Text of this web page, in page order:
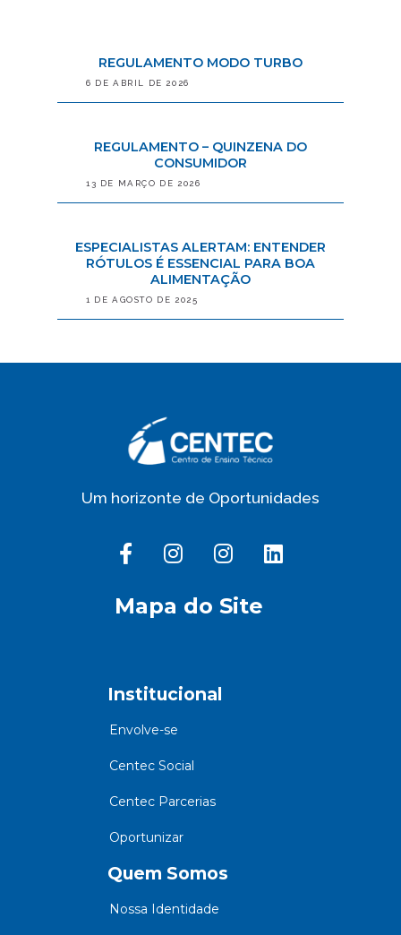
REGULAMENTO MODO TURBO
6 DE ABRIL DE 2026
REGULAMENTO – QUINZENA DO
CONSUMIDOR
13 DE MARÇO DE 2026
ESPECIALISTAS ALERTAM: ENTENDER
RÓTULOS É ESSENCIAL PARA BOA
ALIMENTAÇÃO
1 DE AGOSTO DE 2025
Um horizonte de Oportunidades
Mapa do Site
Institucional
Envolve-se
Centec Social
Centec Parcerias
Oportunizar
Quem Somos
Nossa Identidade